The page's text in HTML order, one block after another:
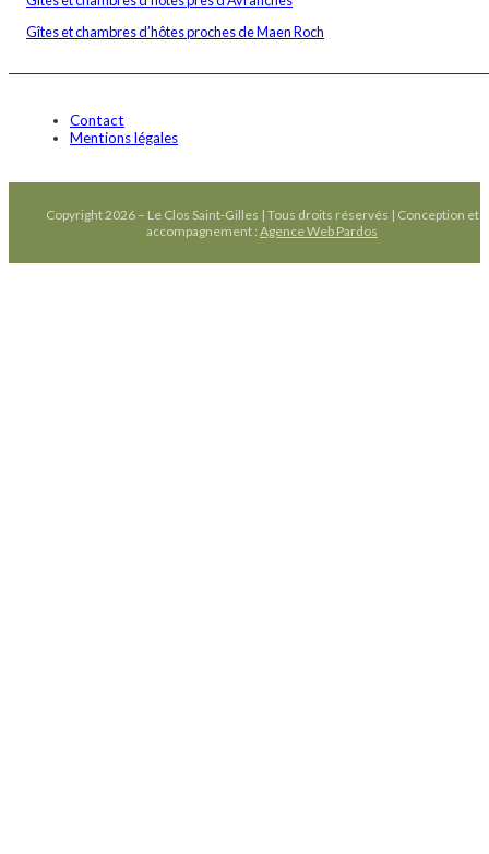
Gîtes et chambres d’hôtes proches de Maen Roch
Contact
Mentions légales
Copyright 2026 – Le Clos Saint-Gilles | Tous droits réservés | Conception et
accompagnement : Agence Web Pardos